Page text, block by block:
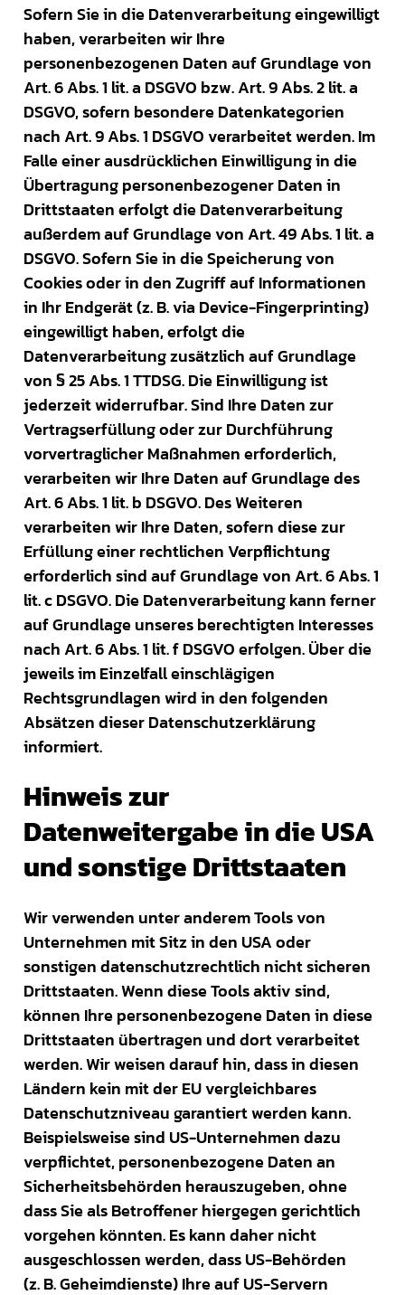
Sofern Sie in die Datenverarbeitung eingewilligt
haben, verarbeiten wir Ihre
personenbezogenen Daten auf Grundlage von
Art. 6 Abs. 1 lit. a DSGVO bzw. Art. 9 Abs. 2 lit. a
DSGVO, sofern besondere Datenkategorien
nach Art. 9 Abs. 1 DSGVO verarbeitet werden. Im
Falle einer ausdrücklichen Einwilligung in die
Übertragung personenbezogener Daten in
Drittstaaten erfolgt die Datenverarbeitung
außerdem auf Grundlage von Art. 49 Abs. 1 lit. a
DSGVO. Sofern Sie in die Speicherung von
Cookies oder in den Zugriff auf Informationen
in Ihr Endgerät (z. B. via Device-Fingerprinting)
eingewilligt haben, erfolgt die
Datenverarbeitung zusätzlich auf Grundlage
von § 25 Abs. 1 TTDSG. Die Einwilligung ist
jederzeit widerrufbar. Sind Ihre Daten zur
Vertragserfüllung oder zur Durchführung
vorvertraglicher Maßnahmen erforderlich,
verarbeiten wir Ihre Daten auf Grundlage des
Art. 6 Abs. 1 lit. b DSGVO. Des Weiteren
verarbeiten wir Ihre Daten, sofern diese zur
Erfüllung einer rechtlichen Verpflichtung
erforderlich sind auf Grundlage von Art. 6 Abs. 1
lit. c DSGVO. Die Datenverarbeitung kann ferner
auf Grundlage unseres berechtigten Interesses
nach Art. 6 Abs. 1 lit. f DSGVO erfolgen. Über die
jeweils im Einzelfall einschlägigen
Rechtsgrundlagen wird in den folgenden
Absätzen dieser Datenschutzerklärung
informiert.
Hinweis zur
Datenweitergabe in die USA
und sonstige Drittstaaten
Wir verwenden unter anderem Tools von
Unternehmen mit Sitz in den USA oder
sonstigen datenschutzrechtlich nicht sicheren
Drittstaaten. Wenn diese Tools aktiv sind,
können Ihre personenbezogene Daten in diese
Drittstaaten übertragen und dort verarbeitet
werden. Wir weisen darauf hin, dass in diesen
Ländern kein mit der EU vergleichbares
Datenschutzniveau garantiert werden kann.
Beispielsweise sind US-Unternehmen dazu
verpflichtet, personenbezogene Daten an
Sicherheitsbehörden herauszugeben, ohne
dass Sie als Betroffener hiergegen gerichtlich
vorgehen könnten. Es kann daher nicht
ausgeschlossen werden, dass US-Behörden
(z. B. Geheimdienste) Ihre auf US-Servern